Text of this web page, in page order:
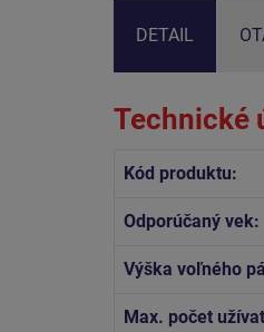
DETAIL
Technické
Kód produktu:
Odporúčaný vek:
Výška voľného
Max. počet